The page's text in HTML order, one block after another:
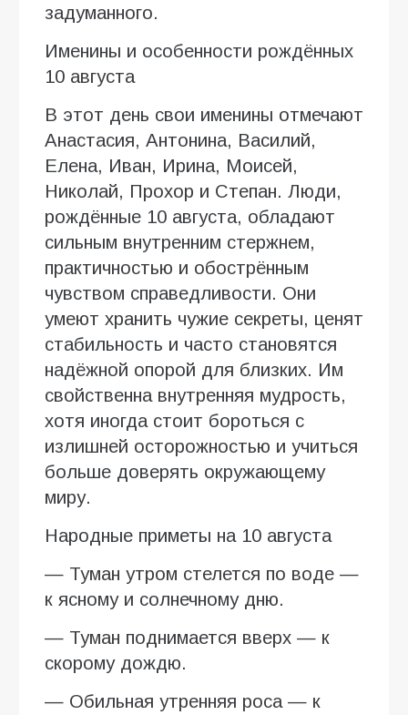
задуманного.
Именины и особенности рождённых
10 августа
В этот день свои именины отмечают
Анастасия, Антонина, Василий,
Елена, Иван, Ирина, Моисей,
Николай, Прохор и Степан. Люди,
рождённые 10 августа, обладают
сильным внутренним стержнем,
практичностью и обострённым
чувством справедливости. Они
умеют хранить чужие секреты, ценят
стабильность и часто становятся
надёжной опорой для близких. Им
свойственна внутренняя мудрость,
хотя иногда стоит бороться с
излишней осторожностью и учиться
больше доверять окружающему
миру.
Народные приметы на 10 августа
— Туман утром стелется по воде —
к ясному и солнечному дню.
— Туман поднимается вверх — к
скорому дождю.
— Обильная утренняя роса — к